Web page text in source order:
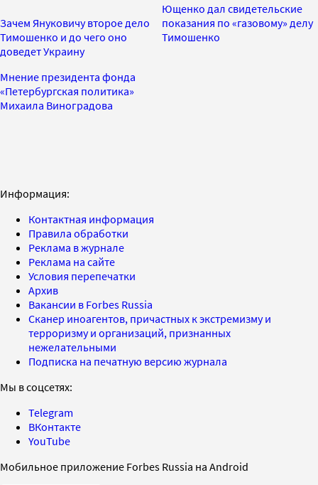
Зачем Януковичу второе дело
Тимошенко и до чего оно
доведет Украину
Мнение президента фонда
«Петербургская политика»
Михаила Виноградова
Ющенко дал свидетельские
показания по «газовому» делу
Тимошенко
Информация:
Контактная информация
Правила обработки
Реклама в журнале
Реклама на сайте
Условия перепечатки
Архив
Вакансии в Forbes Russia
Сканер иноагентов, причастных к экстремизму и
терроризму и организаций, признанных
нежелательными
Подписка на печатную версию журнала
Мы в соцсетях:
Telegram
ВКонтакте
YouTube
Мобильное приложение Forbes Russia на Android